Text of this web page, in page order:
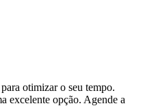
otimizar o seu tempo.
excelente opção. Agende a